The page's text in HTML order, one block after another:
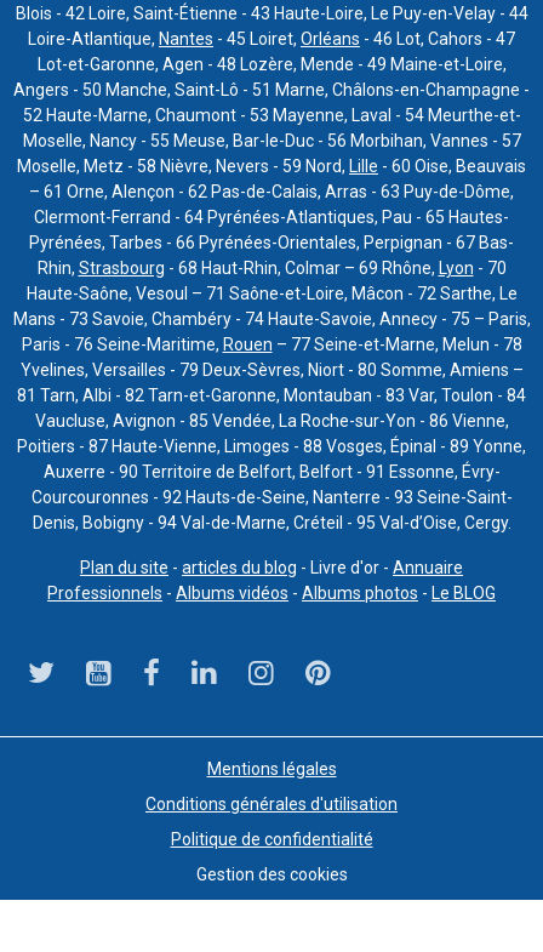
Blois - 42 Loire, Saint-Étienne - 43 Haute-Loire, Le Puy-en-Velay - 44
Loire-Atlantique, Nantes - 45 Loiret, Orléans - 46 Lot, Cahors - 47
Lot-et-Garonne, Agen - 48 Lozère, Mende - 49 Maine-et-Loire,
Angers - 50 Manche, Saint-Lô - 51 Marne, Châlons-en-Champagne -
52 Haute-Marne, Chaumont - 53 Mayenne, Laval - 54 Meurthe-et-
Moselle, Nancy - 55 Meuse, Bar-le-Duc - 56 Morbihan, Vannes - 57
Moselle, Metz - 58 Nièvre, Nevers - 59 Nord, Lille - 60 Oise, Beauvais
– 61 Orne, Alençon - 62 Pas-de-Calais, Arras - 63 Puy-de-Dôme,
Clermont-Ferrand - 64 Pyrénées-Atlantiques, Pau - 65 Hautes-
Pyrénées, Tarbes - 66 Pyrénées-Orientales, Perpignan - 67 Bas-
Rhin, Strasbourg - 68 Haut-Rhin, Colmar – 69 Rhône, Lyon - 70
Haute-Saône, Vesoul – 71 Saône-et-Loire, Mâcon - 72 Sarthe, Le
Mans - 73 Savoie, Chambéry - 74 Haute-Savoie, Annecy - 75 – Paris,
Paris - 76 Seine-Maritime, Rouen – 77 Seine-et-Marne, Melun - 78
Yvelines, Versailles - 79 Deux-Sèvres, Niort - 80 Somme, Amiens –
81 Tarn, Albi - 82 Tarn-et-Garonne, Montauban - 83 Var, Toulon - 84
Vaucluse, Avignon - 85 Vendée, La Roche-sur-Yon - 86 Vienne,
Poitiers - 87 Haute-Vienne, Limoges - 88 Vosges, Épinal - 89 Yonne,
Auxerre - 90 Territoire de Belfort, Belfort - 91 Essonne, Évry-
Courcouronnes - 92 Hauts-de-Seine, Nanterre - 93 Seine-Saint-
Denis, Bobigny - 94 Val-de-Marne, Créteil - 95 Val-d’Oise, Cergy.
Plan du site - articles du blog - Livre d'or - Annuaire
Professionnels - Albums vidéos - Albums photos - Le BLOG
Mentions légales
Conditions générales d'utilisation
Politique de confidentialité
Gestion des cookies